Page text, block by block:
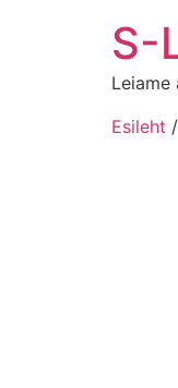
S-
Leiame
Esileht /